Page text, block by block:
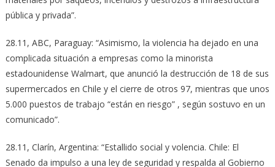
pública y privada”.
28.11, ABC, Paraguay: “Asimismo, la violencia ha dejado en una
complicada situación a empresas como la minorista
estadounidense Walmart, que anunció la destrucción de 18 de sus
supermercados en Chile y el cierre de otros 97, mientras que unos
5.000 puestos de trabajo “están en riesgo” , según sostuvo en un
comunicado”.
28.11, Clarín, Argentina: “Estallido social y volencia. Chile: El
Senado da impulso a una ley de seguridad y respalda al Gobierno